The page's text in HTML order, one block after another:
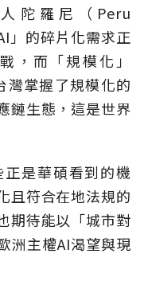
陀羅尼（Peru
」的碎片化需求正
，而「規模化」
灣掌握了規模化的
鏈生態，這是世界
是華碩看到的機
且符合在地法規的
期待能以「城市對
洲主權AI渴望與現